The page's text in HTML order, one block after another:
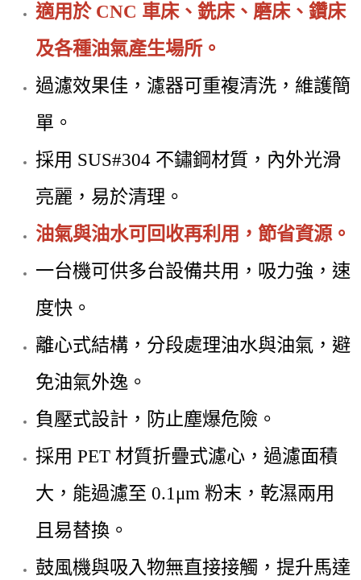
適用於 CNC 車床、銑床、磨床、鑽床
及各種油氣產生場所。
過濾效果佳，濾器可重複清洗，維護簡
單。
採用 SUS#304 不鏽鋼材質，內外光滑
亮麗，易於清理。
油氣與油水可回收再利用，節省資源。
一台機可供多台設備共用，吸力強，速
度快。
離心式結構，分段處理油水與油氣，避
免油氣外逸。
負壓式設計，防止塵爆危險。
採用 PET 材質折疊式濾心，過濾面積
大，能過濾至 0.1μm 粉末，乾濕兩用
且易替換。
鼓風機與吸入物無直接接觸，提升馬達